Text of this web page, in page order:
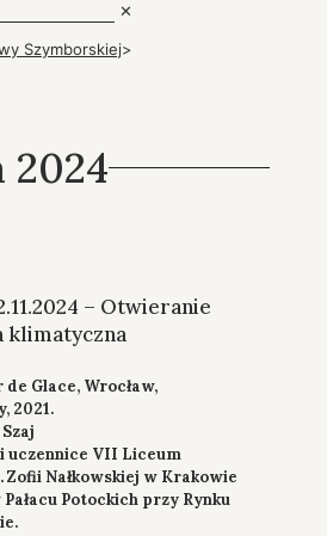
✕
Szymborskiej>
2024
– Otwieranie
klimatyczna
Glace, Wrocław,
2021.
uczennice VII Liceum
Zofii Nałkowskiej w Krakowie
Potockich przy Rynku